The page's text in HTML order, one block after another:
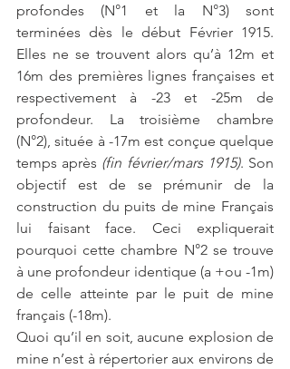
profondes (N°1 et la N°3) sont
terminées dès le début Février 1915.
Elles ne se trouvent alors qu’à 12m et
16m des premières lignes françaises et
respectivement à -23 et -25m de
profondeur. La troisième chambre
(N°2), située à -17m est conçue quelque
temps après (fin février/mars 1915). Son
objectif est de se prémunir de la
construction du puits de mine Français
lui faisant face. Ceci expliquerait
pourquoi cette chambre N°2 se trouve
à une profondeur identique (a +ou -1m)
de celle atteinte par le puit de mine
français (-18m).
Quoi qu’il en soit, aucune explosion de
mine n’est à répertorier aux environs de